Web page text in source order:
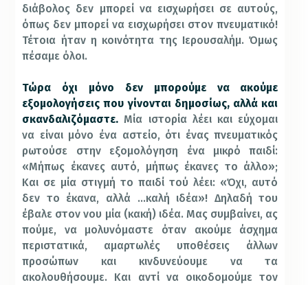
διάβολος δεν μπορεί να εισχωρήσει σε αυτούς,
όπως δεν μπορεί να εισχωρήσει στον πνευματικό!
Τέτοια ήταν η κοινότητα της Ιερουσαλήμ. Όμως
πέσαμε όλοι.
Τώρα όχι μόνο δεν μπορούμε να ακούμε
εξομολογήσεις που γίνονται δημοσίως, αλλά και
σκανδαλιζόμαστε. Μία ιστορία λέει και εύχομαι
να είναι μόνο ένα αστείο, ότι ένας πνευματικός
ρωτούσε στην εξομολόγηση ένα μικρό παιδί:
«Μήπως έκανες αυτό, μήπως έκανες το άλλο»;
Και σε μία στιγμή το παιδί τού λέει: «Όχι, αυτό
δεν το έκανα, αλλά …καλή ιδέα»! Δηλαδή του
έβαλε στον νου μία (κακή) ιδέα. Μας συμβαίνει, ας
πούμε, να μολυνόμαστε όταν ακούμε άσχημα
περιστατικά, αμαρτωλές υποθέσεις άλλων
προσώπων και κινδυνεύουμε να τα
ακολουθήσουμε. Και αντί να οικοδομούμε τον